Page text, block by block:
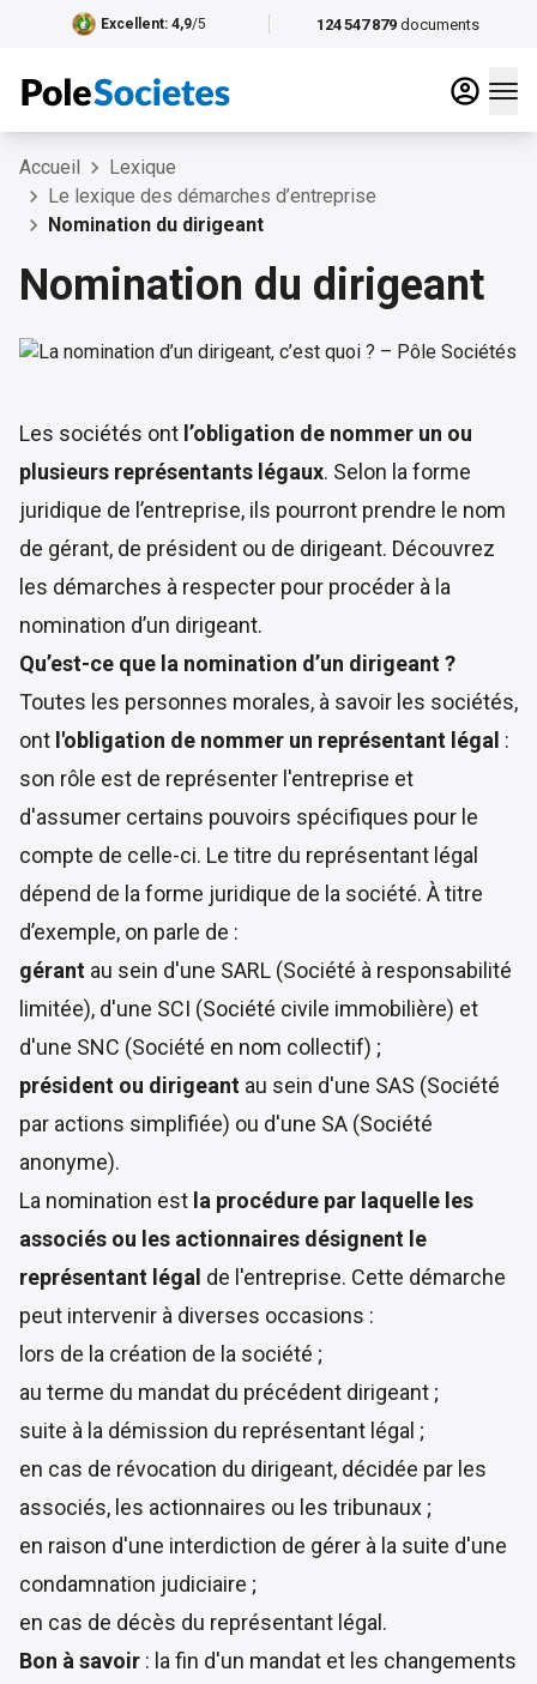
124 547 879 documents
Excellent: 4,9/5
Accueil
Lexique
Le lexique des démarches d’entreprise
Nomination du dirigeant
Nomination du dirigeant
Les sociétés ont l’obligation de nommer un ou
plusieurs représentants légaux. Selon la forme
juridique de l’entreprise, ils pourront prendre le nom
de gérant, de président ou de dirigeant. Découvrez
les démarches à respecter pour procéder à la
nomination d’un dirigeant.
Qu’est-ce que la nomination d’un dirigeant ?
Toutes les personnes morales, à savoir les sociétés,
ont l'obligation de nommer un représentant légal :
son rôle est de représenter l'entreprise et
d'assumer certains pouvoirs spécifiques pour le
compte de celle-ci. Le titre du représentant légal
dépend de la forme juridique de la société. À titre
d’exemple, on parle de :
gérant au sein d'une SARL (Société à responsabilité
limitée), d'une SCI (Société civile immobilière) et
d'une SNC (Société en nom collectif) ;
président ou dirigeant au sein d'une SAS (Société
par actions simplifiée) ou d'une SA (Société
anonyme).
La nomination est la procédure par laquelle les
associés ou les actionnaires désignent le
représentant légal de l'entreprise. Cette démarche
peut intervenir à diverses occasions :
lors de la création de la société ;
au terme du mandat du précédent dirigeant ;
suite à la démission du représentant légal ;
en cas de révocation du dirigeant, décidée par les
associés, les actionnaires ou les tribunaux ;
en raison d'une interdiction de gérer à la suite d'une
condamnation judiciaire ;
en cas de décès du représentant légal.
Bon à savoir : la fin d'un mandat et les changements